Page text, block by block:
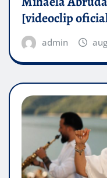
[videoclip
admin